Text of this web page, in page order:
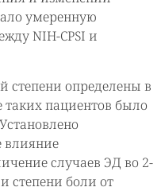
умеренную
NIH-CPSI и
степени определены в
таких пациентов было
влияние
случаев ЭД во 2-
степени боли от